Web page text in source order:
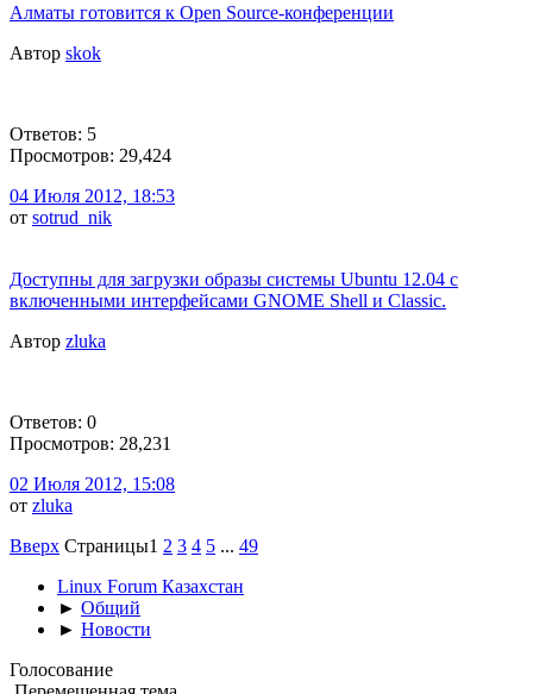
Алматы готовится к Open Source-конференции
Автор skok
Ответов: 5
Просмотров: 29,424
04 Июля 2012, 18:53
от sotrud_nik
Доступны для загрузки образы системы Ubuntu 12.04 с
включенными интерфейсами GNOME Shell и Classic.
Автор zluka
Ответов: 0
Просмотров: 28,231
02 Июля 2012, 15:08
от zluka
Вверх Страницы1 2 3 4 5 ... 49
Linux Forum Казахстан
► Общий
► Новости
Голосование